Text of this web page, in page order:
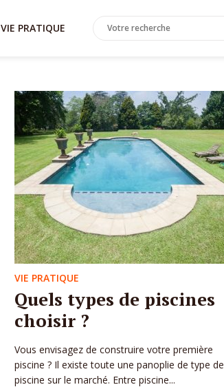
VIE PRATIQUE
VIE PRATIQUE
Quels types de piscines
choisir ?
Vous envisagez de construire votre première
piscine ? Il existe toute une panoplie de type de
piscine sur le marché. Entre piscine...